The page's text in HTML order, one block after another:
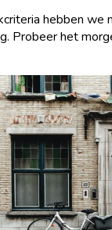
hebben we
Probeer het